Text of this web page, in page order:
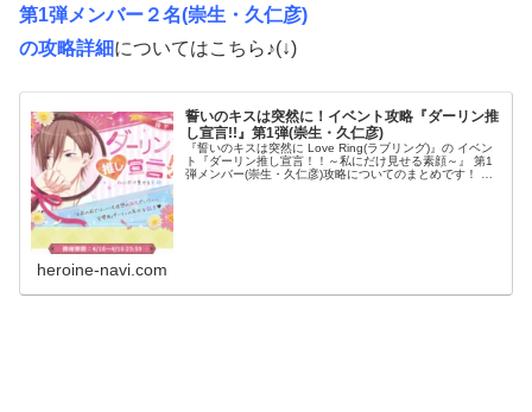
第1弾メンバー２名(崇生・久仁彦)
の攻略詳細についてはこちら♪(↓)
誓いのキスは突然に！イベント攻略『ダーリン推
し宣言!!』第1弾(崇生・久仁彦)
『誓いのキスは突然に Love Ring(ラブリング)』の イベン
ト『ダーリン推し宣言！！～私にだけ見せる素顔～』 第1
弾メンバー(崇生・久仁彦)攻略についてのまとめです！ ダ
heroine-navi.com